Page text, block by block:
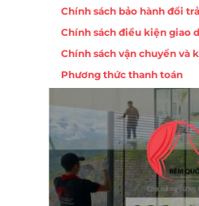
Chính sách bảo hành đổi trả
Chính sách điều kiện giao
Chính sách vận chuyển và
Phương thức thanh toán